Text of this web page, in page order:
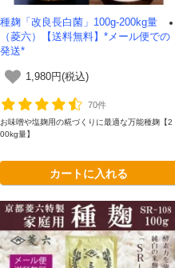
種麹「改良長白菌」100g-200kg量
（菱六）【送料無料】*メール便での
発送*
1,980円(税込)
70件
お味噌や塩麹用の糀づくりに最適な万能種麹【2
00kg量】
カートに入れる